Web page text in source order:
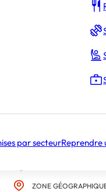
par secteurReprendre
INFORMATIONS SUR
Kiosque
ville de Bordeaux.
Spécialisé dans
CARACTÉRISTIQUES
ZONE